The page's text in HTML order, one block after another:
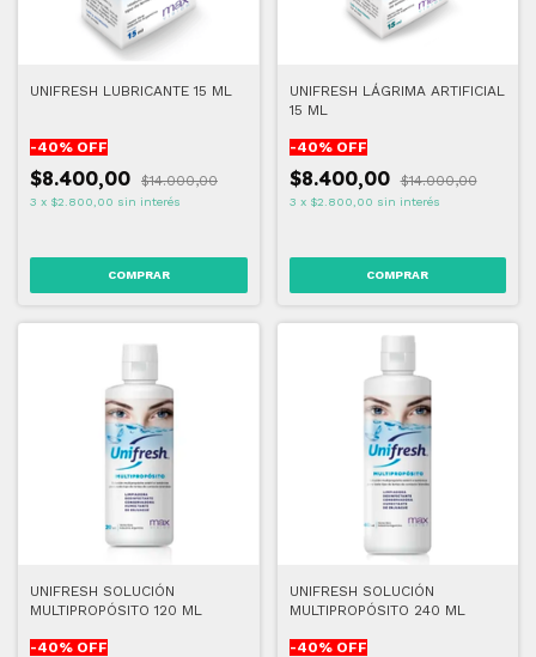
UNIFRESH LUBRICANTE 15 ML
-40% OFF
$8.400,00 $14.000,00
3 x $2.800,00 sin interés
UNIFRESH LÁGRIMA ARTIFICIAL
15 ML
-40% OFF
$8.400,00 $14.000,00
3 x $2.800,00 sin interés
UNIFRESH SOLUCIÓN
MULTIPROPÓSITO 120 ML
-40% OFF
UNIFRESH SOLUCIÓN
MULTIPROPÓSITO 240 ML
-40% OFF